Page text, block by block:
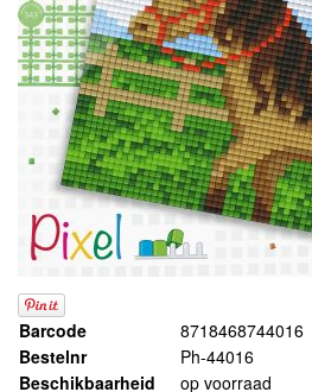
Barcode
8718468744016
Bestelnr
Ph-44016
Beschikbaarheid
op voorraad